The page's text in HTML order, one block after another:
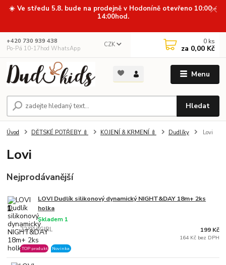
☀️ Ve středu 5.8. bude na prodejně v Hodoníně otevřeno 10:00 -
14:00hod.
Menu
CZK
Hledat
+420 730 939 438
Po-Pá 10-17hod WhatsApp
0 ks
za 0,00 Kč
Úvod DĚTSKÉ POTŘEBY 🍼 KOJENÍ & KRMENÍ 🍼 Dudlíky Lovi
Lovi
Nejprodávanější
1.
LOVI Dudlík silikonový dynamický NIGHT&DAY 18m+ 2ks
holka
22/916GIRL
Skladem 1
TOP produkt Novinka
199 Kč
164 Kč bez DPH